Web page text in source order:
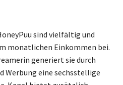
sind vielfältig und
monatlichen Einkommen bei.
generiert sie durch
Werbung eine sechsstellige